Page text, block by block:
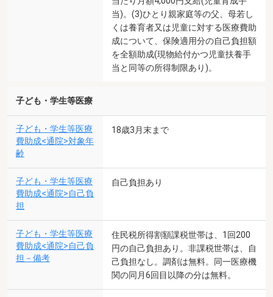
当)。(3)ひとり親家庭等の父、母若し
くは養育者又は児童に対する医療費助
成について、保険適用分の自己負担額
を全額助成(現物給付かつ児童扶養手
当と同等の所得制限あり)。
子ども・学生等医療
子ども・学生等医療
費助成<通院>対象年
齢
18歳3月末まで
子ども・学生等医療
費助成<通院>自己負
担
自己負担あり
子ども・学生等医療
費助成<通院>自己負
担－備考
住民税所得割額課税世帯は、1回200
円の自己負担あり。非課税世帯は、自
己負担なし。調剤は無料。同一医療機
関の同月6回目以降の分は無料。